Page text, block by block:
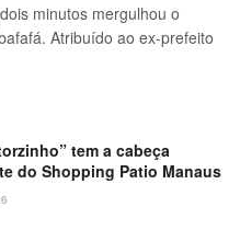
minutos mergulhou o
Atribuído ao ex-prefeito
tem a cabeça
do Shopping Patio Manaus